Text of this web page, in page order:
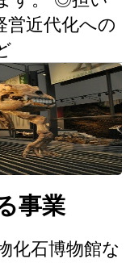
営近代化への
事業
化石博物館な